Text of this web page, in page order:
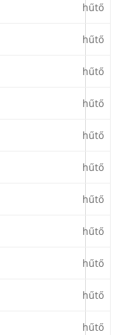
hűtő
hűtő
hűtő
hűtő
hűtő
hűtő
hűtő
hűtő
hűtő
hűtő
hűtő